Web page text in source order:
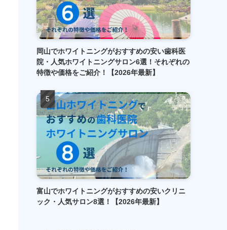
岡山でホワイトニングがおすすめの安い歯科医
院・人気ホワイトニングサロン6選！それぞれの
特徴や価格をご紹介！【2026年最新】
富山でホワイトニングがおすすめの安いクリニ
ック・人気サロン8選！【2026年最新】